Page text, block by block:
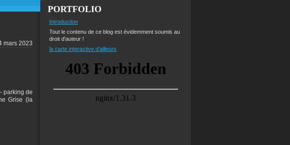
mars 2023
parking de
Grise (la
PORTFOLIO
Introduction
Tout le contenu de ce blog est évidemment soumis au
droit d'auteur !
la carte interactive d'ailleurs